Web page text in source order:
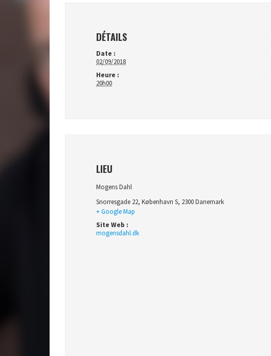
DÉTAILS
Date :
02/09/2018
Heure :
20h00
LIEU
Mogens Dahl
Snorresgade 22, København S, 2300Danemark
+ Google Map
Site Web :
mogensdahl.dk